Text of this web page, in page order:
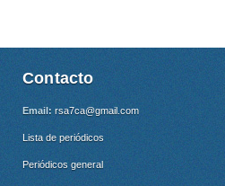
Contacto
Email: rsa7ca@gmail.com
Lista de periódicos
Periódicos general